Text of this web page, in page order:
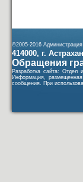
©2005-2016 Администрация
414000, г.
Обращения
Разработка сайта: Отдел
Информация,
сообщения. При